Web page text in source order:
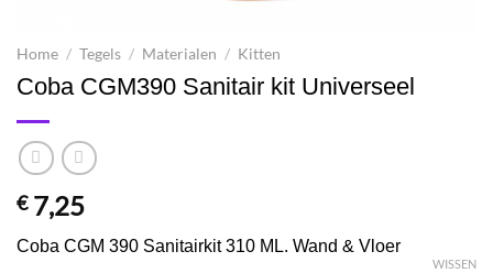
Home / Tegels / Materialen / Kitten
Coba CGM390 Sanitair kit Universeel
€7,25
Coba CGM 390 Sanitairkit 310 ML. Wand & Vloer
WISSEN